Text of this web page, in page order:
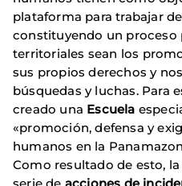
plataforma para trabajar
constituyendo un proceso
territoriales sean los
sus propios derechos y
búsquedas y luchas. Para
creado una Escuela
«promoción, defensa y
humanos en la
Como resultado de esto,